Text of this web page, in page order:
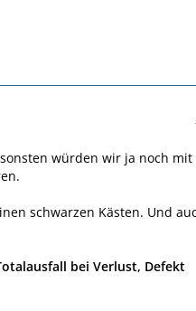
würden wir ja noch mit
schwarzen Kästen. Und
bei Verlust, Defekt